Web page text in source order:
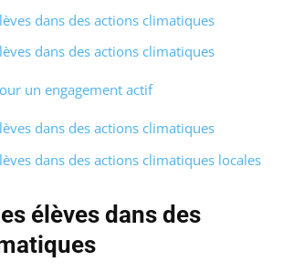
dans des actions climatiques
dans des actions climatiques
un engagement actif
dans des actions climatiques
dans des actions climatiques locales
élèves dans des